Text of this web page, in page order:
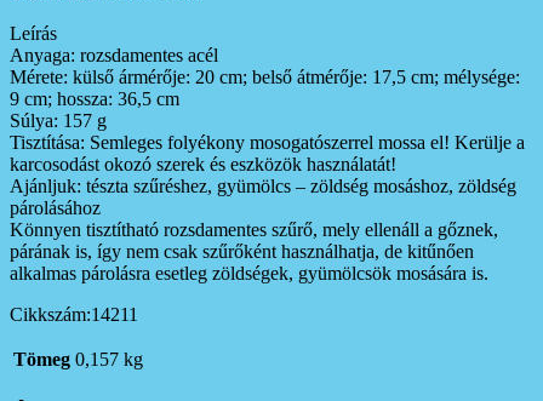
Leírás
Anyaga: rozsdamentes acél
Mérete: külső ármérője: 20 cm; belső átmérője: 17,5 cm; mélysége:
9 cm; hossza: 36,5 cm
Súlya: 157 g
Tisztítása: Semleges folyékony mosogatószerrel mossa el! Kerülje a
karcosodást okozó szerek és eszközök használatát!
Ajánljuk: tészta szűréshez, gyümölcs – zöldség mosáshoz, zöldség
párolásához
Könnyen tisztítható rozsdamentes szűrő, mely ellenáll a gőznek,
párának is, így nem csak szűrőként használhatja, de kitűnően
alkalmas párolásra esetleg zöldségek, gyümölcsök mosására is.
Cikkszám:14211
Tömeg 0,157 kg